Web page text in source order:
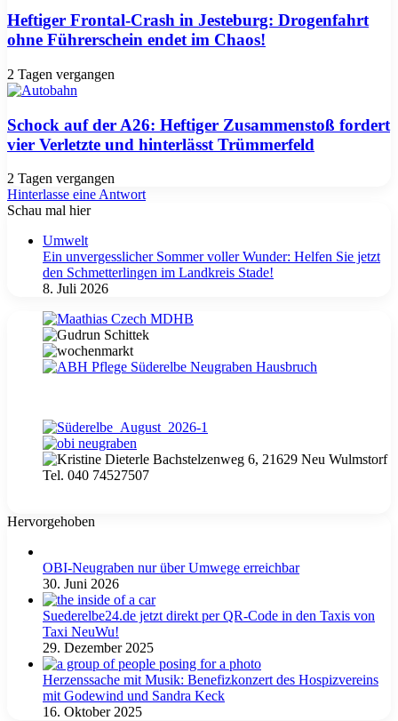
Heftiger Frontal-Crash in Jesteburg: Drogenfahrt
ohne Führerschein endet im Chaos!
2 Tagen vergangen
Schock auf der A26: Heftiger Zusammenstoß fordert
vier Verletzte und hinterlässt Trümmerfeld
2 Tagen vergangen
Hinterlasse eine Antwort
Schau mal hier
Umwelt
Ein unvergesslicher Sommer voller Wunder: Helfen Sie jetzt
den Schmetterlingen im Landkreis Stade!
8. Juli 2026
Hervorgehoben
OBI-Neugraben nur über Umwege erreichbar
30. Juni 2026
Suederelbe24.de jetzt direkt per QR-Code in den Taxis von
Taxi NeuWu!
29. Dezember 2025
Herzenssache mit Musik: Benefizkonzert des Hospizvereins
mit Godewind und Sandra Keck
16. Oktober 2025